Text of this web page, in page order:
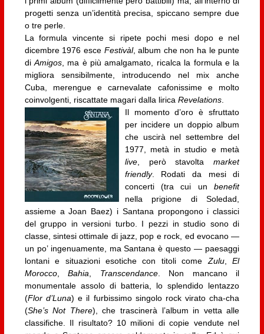
progetti senza un’identità precisa, spiccano sempre due
o tre perle.
La formula vincente si ripete pochi mesi dopo e nel
dicembre 1976 esce Festivàl, album che non ha le punte
diAmigos, ma è più amalgamato, ricalca la formula e la
migliora sensibilmente, introducendo nel mix anche
Cuba, merengue e carnevalate cafonissime e molto
coinvolgenti, riscattate magari dalla lirica Revelations.
Il momento d’oro è sfruttato
per incidere un doppio album
che uscirà nel settembre del
1977, metà in studio e metà
live, però stavoltamarket
friendly. Rodati da mesi di
concerti (tra cui unbenefit
nella prigione di Soledad,
assieme a Joan Baez) i Santana propongono i classici
del gruppo in versioni turbo. I pezzi in studio sono di
classe, sintesi ottimale di jazz, pop e rock, ed evocano —
un po’ ingenuamente, ma Santana è questo — paesaggi
lontani e situazioni esotiche con titoli comeZulu,El
Morocco,Bahia, Transcendance. Non mancano il
monumentale assolo di batteria, lo splendido lentazzo
(Flor d’Luna) e il furbissimo singolo rock virato cha-cha
(She’s Not There), che trascinerà l’album in vetta alle
classifiche. Il risultato? 10 milioni di copie vendute nel